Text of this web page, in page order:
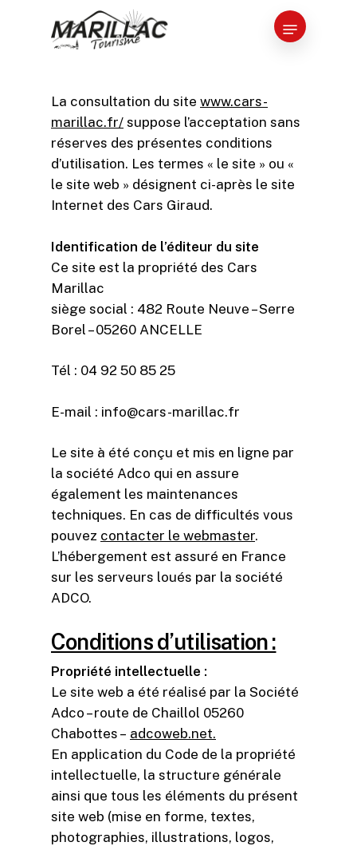
Menu
La consultation du site www.cars-
marillac.fr/ suppose l’acceptation sans
réserves des présentes conditions
d’utilisation. Les termes « le site » ou «
le site web » désignent ci-après le site
Internet des Cars Giraud.
Identification de l’éditeur du site
Ce site est la propriété des Cars
Marillac
siège social : 482 Route Neuve – Serre
Borel – 05260 ANCELLE
Tél : 04 92 50 85 25
E-mail : info@cars-marillac.fr
Le site à été conçu et mis en ligne par
la société Adco qui en assure
également les maintenances
techniques. En cas de difficultés vous
pouvez contacter le webmaster.
L’hébergement est assuré en France
sur les serveurs loués par la société
ADCO.
Conditions d’utilisation :
Propriété intellectuelle :
Le site web a été réalisé par la Société
Adco – route de Chaillol 05260
Chabottes – adcoweb.net.
En application du Code de la propriété
intellectuelle, la structure générale
ainsi que tous les éléments du présent
site web (mise en forme, textes,
photographies, illustrations, logos,